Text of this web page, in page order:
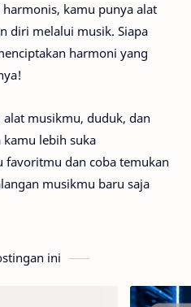
kamu punya alat
diri melalui musik. Siapa
harmoni yang
musikmu, duduk, dan
lebih suka
favoritmu dan coba temukan
musikmu baru saja
ini